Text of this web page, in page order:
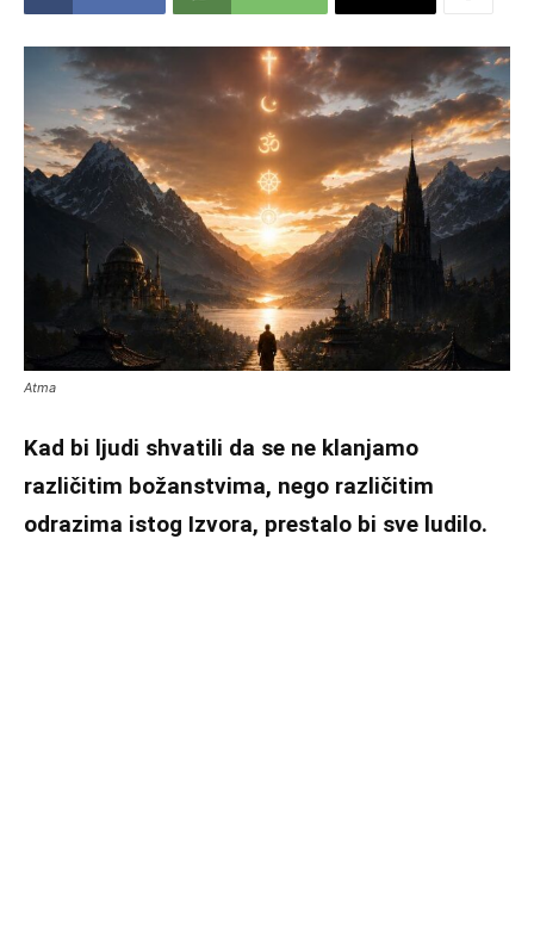
Atma
Kad bi ljudi shvatili da se ne klanjamo
različitim božanstvima, nego različitim
odrazima istog Izvora, prestalo bi sve ludilo.